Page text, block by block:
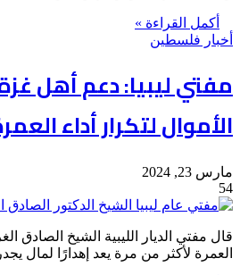
أكمل القراءة »
أخبار فلسطين
مفتي ليبيا: دعم أهل
الأموال لتكرار أداء
مارس 23, 2024
54
قال مفتي الديار الليبية الشيخ الصادق
العمرة لأكثر من مرة يعد إهدارًا لمال